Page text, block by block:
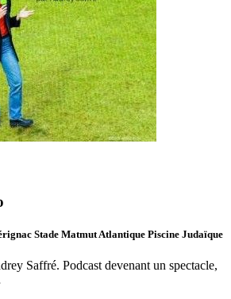
Stade Matmut Atlantique Piscine Judaïque
Saffré. Podcast devenant un spectacle,